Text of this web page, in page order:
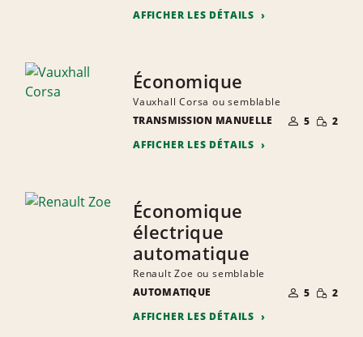
AFFICHER LES DÉTAILS
Économique
Vauxhall Corsa ou semblable
TRANSMISSION MANUELLE
NOMBRE DE
PERSONNES
5 RÉDUITE
2
AFFICHER LES DÉTAILS
Économique
électrique
automatique
Renault Zoe ou semblable
AUTOMATIQUE
NOMBRE DE
PERSONNES
5 RÉDUITE
2
AFFICHER LES DÉTAILS